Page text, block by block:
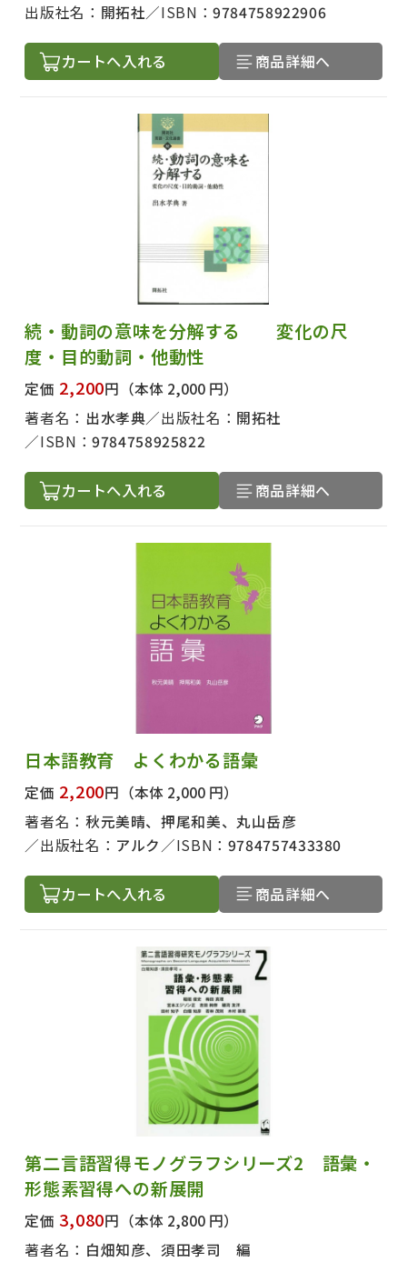
出版社名： 開拓社 ISBN：9784758922906
カートへ入れる 商品詳細へ
続・動詞の意味を分解する 変化の尺
度・目的動詞・他動性
定価 2,200円 （本体 2,000 円）
著者名： 出水孝典 出版社名： 開拓社
ISBN：9784758925822
カートへ入れる 商品詳細へ
日本語教育 よくわかる語彙
定価 2,200円 （本体 2,000 円）
著者名： 秋元美晴、押尾和美、丸山岳彦
出版社名： アルク ISBN： 9784757433380
カートへ入れる 商品詳細へ
第二言語習得モノグラフシリーズ2 語彙・
形態素習得への新展開
定価 3,080円 （本体 2,800 円）
著者名： 白畑知彦、須田孝司 編